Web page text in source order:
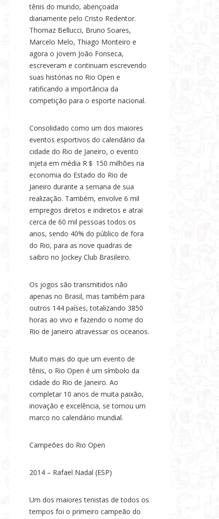
tênis do mundo, abençoada
diariamente pelo Cristo Redentor.
Thomaz Bellucci, Bruno Soares,
Marcelo Melo, Thiago Monteiro e
agora o jovem João Fonseca,
escreveram e continuam escrevendo
suas histórias no Rio Open e
ratificando a importância da
competição para o esporte nacional.
Consolidado como um dos maiores
eventos esportivos do calendário da
cidade do Rio de Janeiro, o evento
injeta em média R＄ 150 milhões na
economia do Estado do Rio de
Janeiro durante a semana de sua
realização. Também, envolve 6 mil
empregos diretos e indiretos e atrai
cerca de 60 mil pessoas todos os
anos, sendo 40% do público de fora
do Rio, para as nove quadras de
saibro no Jockey Club Brasileiro.
Os jogos são transmitidos não
apenas no Brasil, mas também para
outros 144 países, totalizando 3850
horas ao vivo e fazendo o nome do
Rio de Janeiro atravessar os oceanos.
Muito mais do que um evento de
tênis, o Rio Open é um símbolo da
cidade do Rio de Janeiro. Ao
completar 10 anos de muita paixão,
inovação e excelência, se tornou um
marco no calendário mundial.
Campeões do Rio Open
2014 – Rafael Nadal (ESP)
Um dos maiores tenistas de todos os
tempos foi o primeiro campeão do